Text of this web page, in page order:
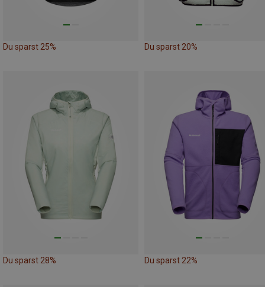
Du sparst 25% Du sparst 20%
Du sparst 28% Du sparst 22%